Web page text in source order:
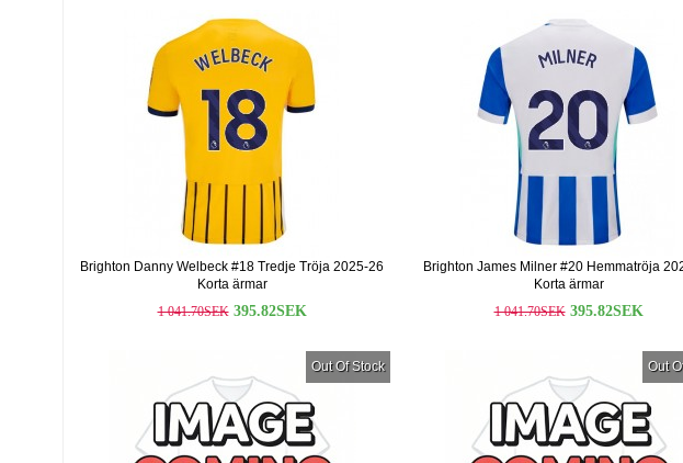
Brighton Danny Welbeck #18 Tredje Tröja 2025-26
Korta ärmar
1 041.70SEK 395.82SEK
Brighton James Milner #20 Hemmatröja
Korta ärmar
1 041.70SEK 395.82SEK
Out Of Stock Out